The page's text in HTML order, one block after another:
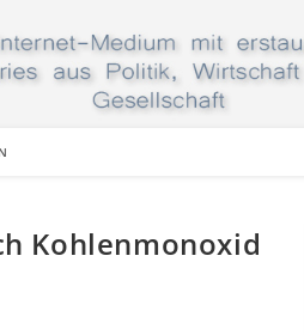
Kohlenmonoxid